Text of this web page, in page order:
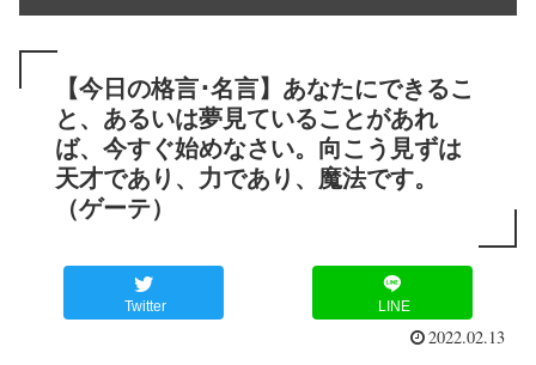
【今日の格言･名言】あなたにできるこ
と、あるいは夢見ていることがあれ
ば、今すぐ始めなさい。向こう見ずは
天才であり、力であり、魔法です。
（ゲーテ）
Twitter LINE
2022.02.13